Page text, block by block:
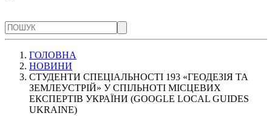
ГОЛОВНА
НОВИНИ
СТУДЕНТИ СПЕЦІАЛЬНОСТІ 193 «ГЕОДЕЗІЯ ТА
ЗЕМЛЕУСТРІЙ» У СПІЛЬНОТІ МІСЦЕВИХ
ЕКСПЕРТІВ УКРАЇНИ (GOOGLE LOCAL GUIDES
UKRAINE)